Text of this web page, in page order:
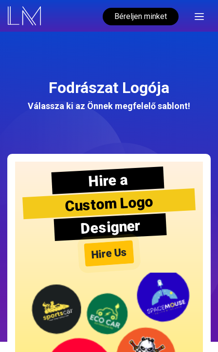
Béreljen minket
Fodrászat Logója
Válassza ki az Önnek megfelelő sablont!
Hire a
Custom Logo
Designer
Hire Us